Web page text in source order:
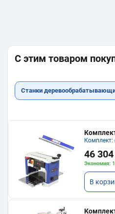
С этим товаром
Станки
Комплект:
46
Экономия:
В